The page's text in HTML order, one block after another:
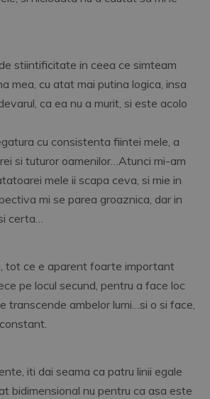
stiintificitate in ceea ce simteam
mea, cu atat mai putina logica, insa
ca ea nu a murit, si este acolo
cu consistenta fiintei mele, a
si tuturor oamenilor…Atunci mi-am
mele ii scapa ceva, si mie in
mi se parea groaznica, dar in
certa…
tot ce e aparent foarte important
pe locul secund, pentru a face loc
transcende ambelor lumi…si o si face,
iti dai seama ca patru linii egale
bidimensional nu pentru ca asa este